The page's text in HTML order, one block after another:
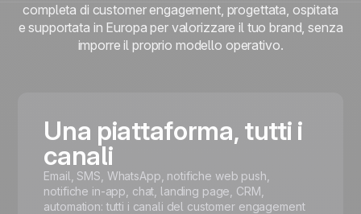
completa di customer engagement, progettata, ospitata
e supportata in Europa per valorizzare il tuo brand, senza
imporre il proprio modello operativo.
Una piattaforma, tutti i
canali
Email, SMS, WhatsApp, notifiche web push,
notifiche in-app, chat, landing page, CRM,
automation: tutti i canali del customer engagement